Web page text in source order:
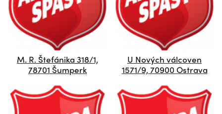
M. R. Štefánika 318/1,
78701 Šumperk
U Nových válcoven
1571/9, 70900 Ostrava